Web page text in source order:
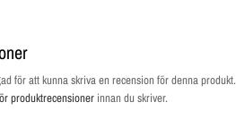
för att kunna skriva en recension för denna produkt.
produktrecensioner innan du skriver.